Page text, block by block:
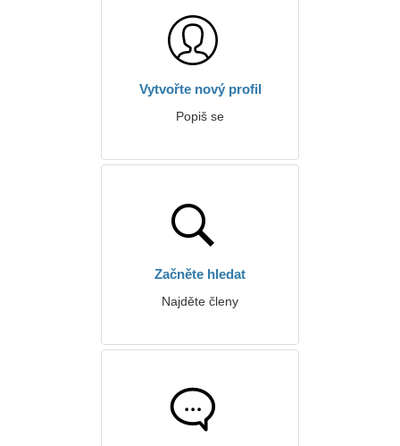
Vytvořte nový profil
Popiš se
Začněte hledat
Najděte členy